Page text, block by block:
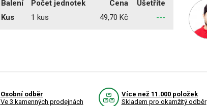
Balení Počet jednotek Cena
Ušetříte
Kus
1 kus 49,70 Kč ---
Osobní odběr
Ve 3 kamenných prodejnách
Více než 11.000 položek
Skladem pro okamžitý odběr